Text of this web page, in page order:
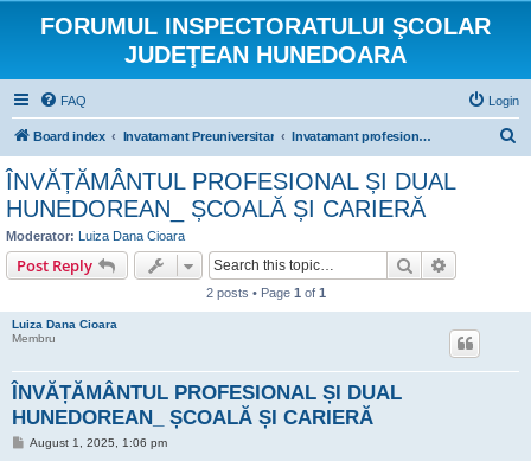
FORUMUL INSPECTORATULUI ŞCOLAR
JUDEŢEAN HUNEDOARA
FAQ Login
Board index Invatamant Preuniversitar Invatamant profesional si tehnic
ÎNVĂȚĂMÂNTUL PROFESIONAL ȘI DUAL
HUNEDOREAN_ ȘCOALĂ ȘI CARIERĂ
Moderator: Luiza Dana Cioara
Post Reply Search
2 posts • Page 1 of 1
Luiza Dana Cioara
Membru
ÎNVĂȚĂMÂNTUL PROFESIONAL ȘI DUAL
HUNEDOREAN_ ȘCOALĂ ȘI CARIERĂ
P
August 1, 2025, 1:06 pm